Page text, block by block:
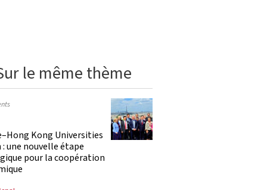
le même thème
Kong Universities
: une nouvelle étape
pour la coopération